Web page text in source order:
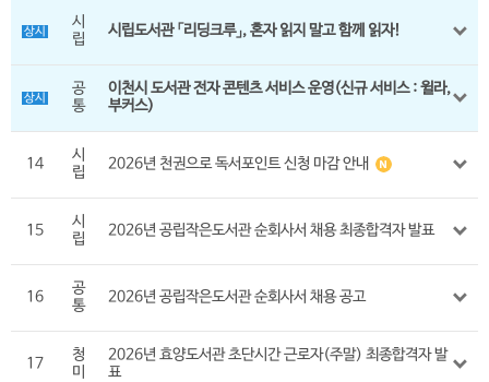
고전백서
상시
시
립
시립도서관 「리딩크루」, 혼자 읽지 말고 함께 읽자!
상시
공
통
이천시 도서관 전자 콘텐츠 서비스 운영(신규 서비스 : 윌라,
부커스)
14
시
립
2026년 천권으로 독서포인트 신청 마감 안내
15
시
립
2026년 공립작은도서관 순회사서 채용 최종합격자 발표
16
공
통
2026년 공립작은도서관 순회사서 채용 공고
17
청
미
2026년 효양도서관 초단시간 근로자(주말) 최종합격자 발
표